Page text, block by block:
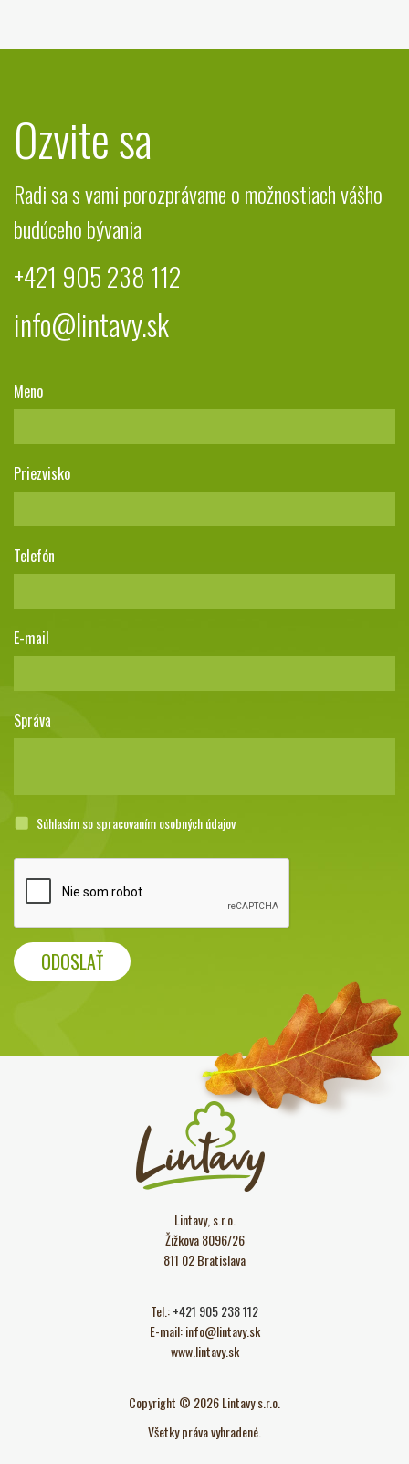
Ozvite sa
Radi sa s vami porozprávame o možnostiach vášho
budúceho bývania
+421 905 238 112
info@lintavy.sk
Meno
Priezvisko
Telefón
E-mail
Správa
Súhlasím so spracovaním osobných údajov
ODOSLAŤ
Lintavy, s.r.o.
Žižkova 8096/26
811 02 Bratislava
Tel.:+421 905 238 112
E-mail:info@lintavy.sk
www.lintavy.sk
Copyright © 2026 Lintavy s.r.o.
Všetky práva vyhradené.